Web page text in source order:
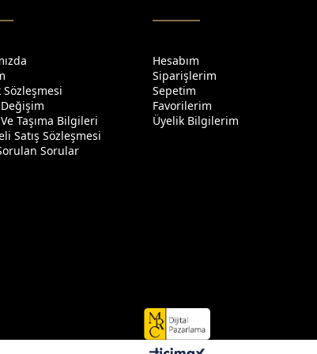
Taşıma Bilgileri
Satış Sözleşmesi
Sorular
Hesabım
Siparişlerim
Sepetim
Favorilerim
Üyelik Bilgilerim